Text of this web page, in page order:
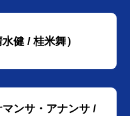
健 / 桂米舞）
ンサ・アナンサ /